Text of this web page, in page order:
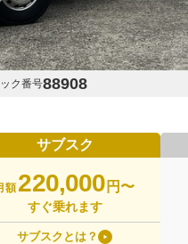
ク番号88908
サブスク
額 220,000 円〜
すぐ乗れます
サブスクとは？